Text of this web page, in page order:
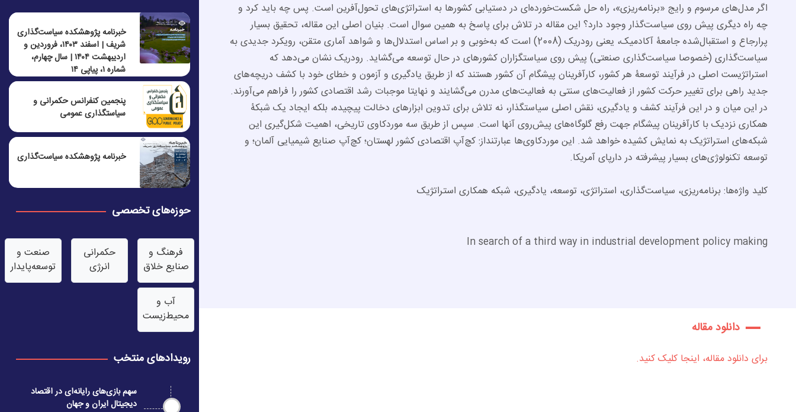
اگر مدل‌های مرسوم و رایج «برنامه‌ریزی»، راه حل شکست‌خورده‌ای در دستیابی کشورها به استراتژی‌های تحول‌آفرین است. پس چه باید کرد و
چه راه دیگری پیش روی سیاست‌گذار وجود دارد؟ این مقاله در تلاش برای پاسخ به همین سوال است. بنیان اصلی این مقاله، تحقیق بسیار
پرارجاع و استقبال‌شده جامعۀ آکادمیک، یعنی رودریک (2008) است که به‌خوبی و بر اساس استدلال‌ها و شواهد آماری متقن، رویکرد جدیدی به
سیاست‌گذاری (خصوصا سیاست‌گذاری صنعتی) پیش روی سیاستگزاران کشورهای در حال توسعه می‌گشاید. رودریک نشان می‌دهد که
استراتژیست اصلی در فرآیند توسعۀ هر کشور، کارآفرینان پیشگام آن کشور هستند که از طریق یادگیری و آزمون و خطای خود با کشف دریچه‌های
جدید راهی برای تغییر حرکت کشور از فعالیت‌های سنتی به فعالیت‌های مدرن می‌گشایند و نهایتا موجبات رشد اقتصادی کشور را فراهم می‌آورند.
در این میان و در این فرآیند کشف و یادگیری، نقش اصلی سیاستگذار، نه تلاش برای تدوین ابزارهای دخالت پیچیده، بلکه ایجاد یک شبکۀ
همکاری نزدیک با کارآفرینان پیشگام جهت رفع گلوگاه‌های پیش‌روی آنها است. سپس از طریق سه موردکاوی تاریخی، اهمیت شکل‌گیری این
شبکه‌های استراتژیک به نمایش کشیده خواهد شد. این موردکاوی‌ها عبارتنداز: کچ‌آپ اقتصادی کشور لهستان؛ کچ‌آپ صنایع شیمیایی آلمان؛ و
توسعه تکنولوژی‌های بسیار پیشرفته در دارپای آمریکا.
کلید واژه‌ها: برنامه‌ریزی، سیاست‌گذاری، استراتژی، توسعه، یادگیری، شبکه همکاری استراتژیک
In search of a third way in industrial development policy making
دانلود مقاله
برای دانلود مقاله، اینجا کلیک کنید.
خبرنامه پژوهشکده سیاست‌گذاری
شریف | اسفند ۱۴۰۳، فروردین و
اردیبهشت ۱۴۰۴ | سال چهارم،
شماره ۱، پیاپی ۱۴
پنجمين كنفرانس حكمرانی و
سياستگذاری عمومی
خبرنامه پژوهشکده سیاست‌گذاری
حوزه‌های تخصصی
فرهنگ و
صنایع خلاق
حکمرانی
انرژی
صنعت‌ و
توسعه‌پایدار
آب‌ و
محیط‌زیست
رویدادهای منتخب
سهم بازی‌های رایانه‌ای در اقتصاد
دیجیتال ایران و جهان